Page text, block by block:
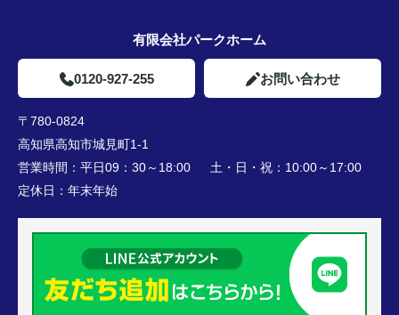
有限会社パークホーム
0120-927-255 お問い合わせ
〒780-0824
高知県高知市城見町1-1
営業時間： 平日09：30～18:00 土・日・祝：10:00～17:00
定休日： 年末年始